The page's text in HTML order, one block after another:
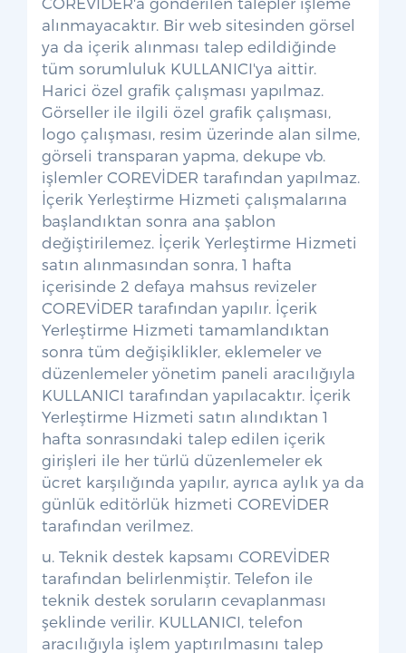
alınmayacaktır. Bir web sitesinden görsel
ya da içerik alınması talep edildiğinde
tüm sorumluluk KULLANICI'ya aittir.
Harici özel grafik çalışması yapılmaz.
Görseller ile ilgili özel grafik çalışması,
logo çalışması, resim üzerinde alan silme,
görseli transparan yapma, dekupe vb.
işlemler COREVİDER tarafından yapılmaz.
İçerik Yerleştirme Hizmeti çalışmalarına
başlandıktan sonra ana şablon
değiştirilemez. İçerik Yerleştirme Hizmeti
satın alınmasından sonra, 1 hafta
içerisinde 2 defaya mahsus revizeler
COREVİDER tarafından yapılır. İçerik
Yerleştirme Hizmeti tamamlandıktan
sonra tüm değişiklikler, eklemeler ve
düzenlemeler yönetim paneli aracılığıyla
KULLANICI tarafından yapılacaktır. İçerik
Yerleştirme Hizmeti satın alındıktan 1
hafta sonrasındaki talep edilen içerik
girişleri ile her türlü düzenlemeler ek
ücret karşılığında yapılır, ayrıca aylık ya da
günlük editörlük hizmeti COREVİDER
tarafından verilmez.
u. Teknik destek kapsamı COREVİDER
tarafından belirlenmiştir. Telefon ile
teknik destek soruların cevaplanması
şeklinde verilir. KULLANICI, telefon
aracılığıyla işlem yaptırılmasını talep